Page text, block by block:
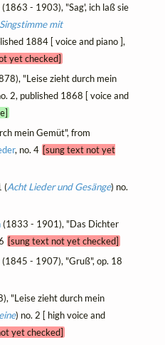
(1863 - 1903), "Sag', ich laß sie
mit
1884 [ voice and piano ],
yet checked]
"Leise zieht durch mein
2, published 1868 [ voice and
mein Gemüt", from
, no. 4 [sung text not yet
(Acht Lieder und Gesänge) no.
(1833 - 1901), "Das Dichter
[sung text not yet checked]
(1845 - 1907), "Gruß", op. 18
"Leise zieht durch mein
) no. 2 [ high voice and
yet checked]